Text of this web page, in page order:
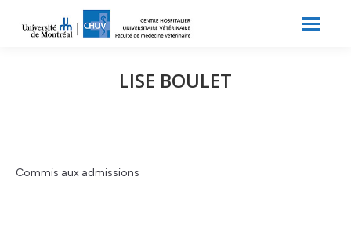
LISE BOULET
Commis aux admissions